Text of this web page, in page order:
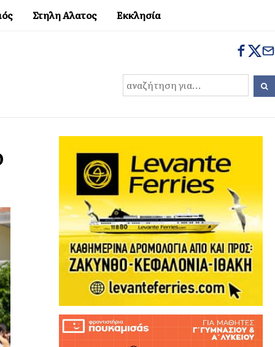
Στηλη Αλατος Εκκλησία